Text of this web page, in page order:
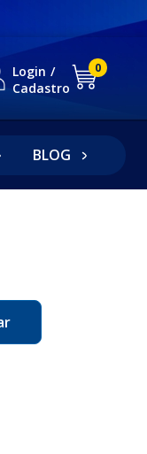
Login
Cadastro
0
BLOG